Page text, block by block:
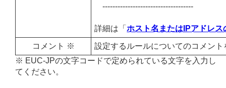
------------------------------------
詳細は「ホスト名またはIPアドレ
コメント ※
設定するルールについてのコメン
※ EUC-JPの文字コードで定められている文字を入力し
てください。